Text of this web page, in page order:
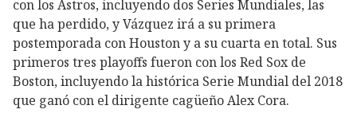
con los Astros, incluyendo dos Series Mundiales, las
que ha perdido, y Vázquez irá a su primera
postemporada con Houston y a su cuarta en total. Sus
primeros tres playoffs fueron con los Red Sox de
Boston, incluyendo la histórica Serie Mundial del 2018
que ganó con el dirigente cagüeño Alex Cora.